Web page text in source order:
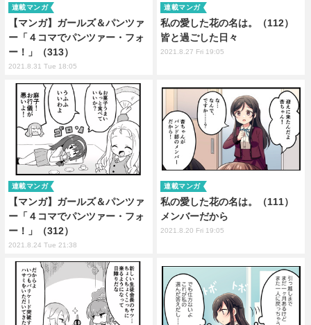
【マンガ】ガールズ＆パンツァ
ー「４コマでパンツァー・フォ
ー！」（313）
連載マンガ
2021.8.31 Tue 18:05
私の愛した花の名は。（112）
皆と過ごした日々
連載マンガ
2021.8.27 Fri 19:05
【マンガ】ガールズ＆パンツァ
ー「４コマでパンツァー・フォ
ー！」（312）
連載マンガ
2021.8.24 Tue 21:38
私の愛した花の名は。（111）
メンバーだから
連載マンガ
2021.8.20 Fri 19:05